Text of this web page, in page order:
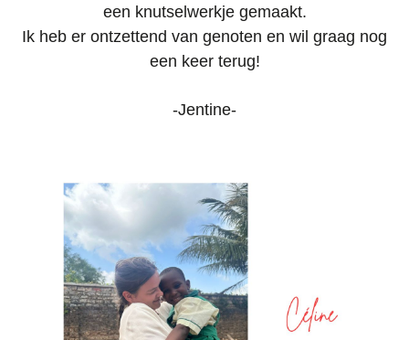
een knutselwerkje gemaakt.
Ik heb er ontzettend van genoten en wil graag nog
een keer terug!
-Jentine-